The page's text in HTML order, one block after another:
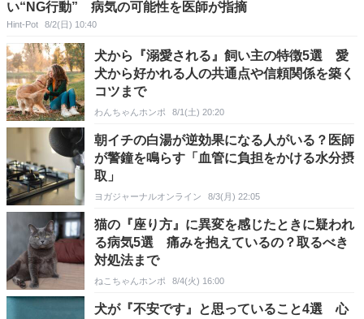
い“NG行動” 病気の可能性を医師が指摘
Hint-Pot 8/2(日) 10:40
犬から『溺愛される』飼い主の特徴5選 愛
犬から好かれる人の共通点や信頼関係を築く
コツまで
わんちゃんホンポ 8/1(土) 20:20
朝イチの白湯が逆効果になる人がいる？医師
が警鐘を鳴らす「血管に負担をかける水分摂
取」
ヨガジャーナルオンライン 8/3(月) 22:05
猫の『座り方』に異変を感じたときに疑われ
る病気5選 痛みを抱えているの？取るべき
対処法まで
ねこちゃんホンポ 8/4(火) 16:00
犬が『不安です』と思っていること4選 心